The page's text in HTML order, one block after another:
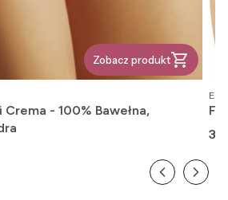
Zobacz produkt
Crema - 100% Bawełna,